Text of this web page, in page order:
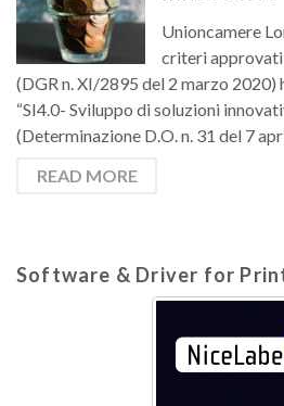
Unioncamere
criteri approvati
(DGR n. XI/2895 del 2 marzo
“SI4.0- Sviluppo di soluzioni
(Determinazione D.O. n. 31 del 7
READ MORE
Software & Driver for